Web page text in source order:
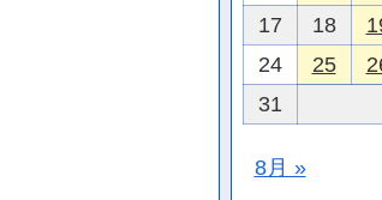
17
18
24
25
31
8月 »